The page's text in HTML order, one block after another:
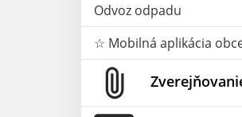
Odvoz odpadu
☆ Mobilná aplikácia